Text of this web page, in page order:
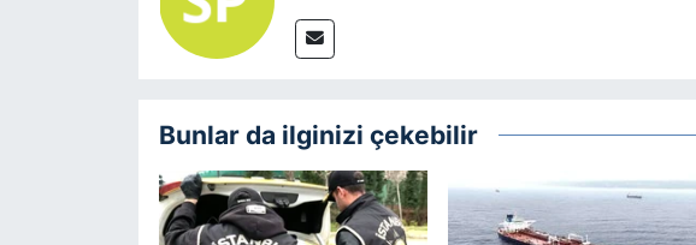
Bunlar da ilginizi çekebilir